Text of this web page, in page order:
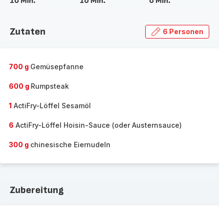
Zutaten 6 Personen
700 g Gemüsepfanne
600 g Rumpsteak
1 ActiFry-Löffel Sesamöl
6 ActiFry-Löffel Hoisin-Sauce (oder Austernsauce)
300 g chinesische Eiernudeln
Zubereitung